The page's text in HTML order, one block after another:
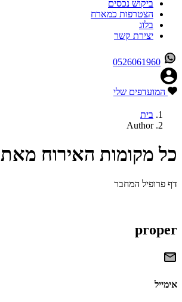
ביקוש נכסים
הצטרפות כמארח
בלוג
יצירת קשר
0526061960
המועדפים שלי
בית
Author
כל מקומות האירוח מאת proper
דף פרופיל המחבר
proper
אימייל